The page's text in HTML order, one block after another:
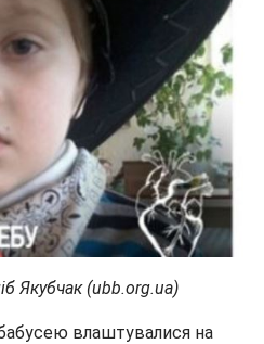
Якубчак (ubb.org.ua)
влаштувалися на